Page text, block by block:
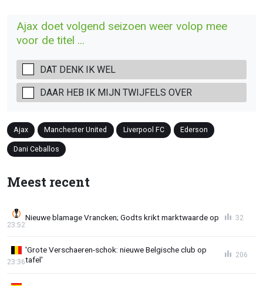
Ajax doet volgend seizoen weer volop mee
voor de titel ...
DAT DENK IK WEL
DAAR HEB IK MIJN TWIJFELS OVER
Ajax Manchester United Liverpool FC Ederson
Dani Ceballos
Meest recent
Nieuwe blamage Vrancken; Godts krikt marktwaarde op
23:52
32
'Grote Verschaeren-schok: nieuwe Belgische club op
tafel'
23:36
206